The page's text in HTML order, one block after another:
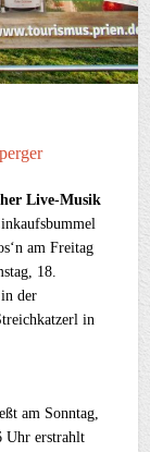
Live-Musik
am Freitag
18.
der
in
am Sonntag,
Uhr erstrahlt